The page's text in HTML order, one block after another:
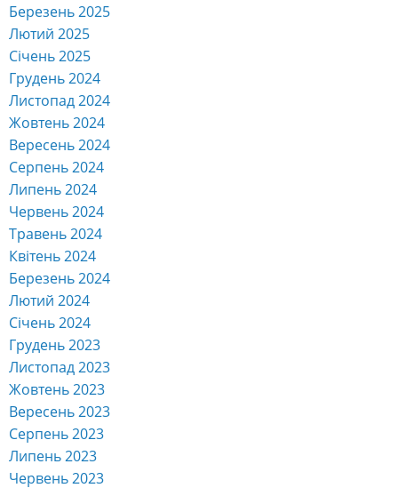
Березень 2025
Лютий 2025
Січень 2025
Грудень 2024
Листопад 2024
Жовтень 2024
Вересень 2024
Серпень 2024
Липень 2024
Червень 2024
Травень 2024
Квітень 2024
Березень 2024
Лютий 2024
Січень 2024
Грудень 2023
Листопад 2023
Жовтень 2023
Вересень 2023
Серпень 2023
Липень 2023
Червень 2023